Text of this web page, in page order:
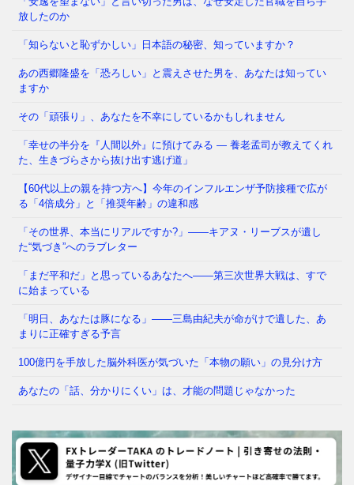
ぶらせ、あるときはまった⇒ 続きを読む
なぜ日本人は「牙」を抜かれたのか——GHQが仕掛け
蔵庫の中で、腐った野菜が隣の新鮮な野菜まで傷ませ
てしまう——そんな経験、
放したのか
「知らないと恥ずかしい」日本語の秘密、知っていますか？
あの西郷隆盛を「恐ろしい」と震えさせた男を、あなたは知ってい
ますか
その「頑張り」、あなたを不幸にしているかもしれません
「幸せの半分を『人間以外』に預けてみる ― 養老孟司が教えてくれ
た、生きづらさから抜け出す逃げ道」
【60代以上の親を持つ方へ】今年のインフルエンザ予防接種で広が
る「4倍成分」と「推奨年齢」の違和感
「その世界、本当にリアルですか?」——キアヌ・リーブスが遺し
た“気づき”へのラブレター
「まだ平和だ」と思っているあなたへ——第三次世界大戦は、すで
に始まっている
「明日、あなたは豚になる」——三島由紀夫が命がけで遺した、あ
まりに正確すぎる予言
100億円を手放した脳外科医が気づいた「本物の願い」の見分け方
あなたの「話、分かりにくい」は、才能の問題じゃなかった